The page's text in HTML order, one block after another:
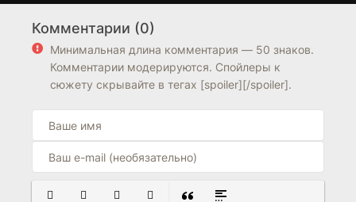
6.5 7.0 7.5
Комментарии (0)
Минимальная длина комментария — 50 знаков.
Комментарии модерируются. Спойлеры к
сюжету скрывайте в тегах [spoiler][/spoiler].
ПОЛУЖИРНЫЙ
КУРСИВПОДЧЕРКНУТЫЙ
ЗАЧЕРКНУТЫЙ
ВСТАВКА ЦИТАТЫ
ВСТАВКА СПОЙЛЕРА